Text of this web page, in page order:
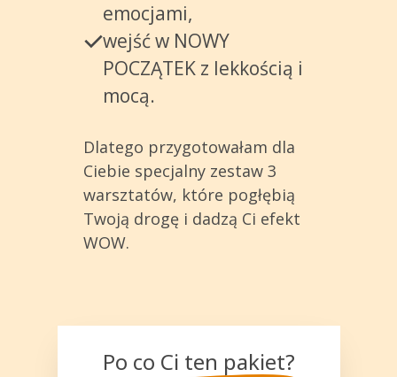
emocjami,
wejść w NOWY
POCZĄTEK z lekkością i
mocą.
Dlatego przygotowałam dla
Ciebie specjalny zestaw 3
warsztatów, które pogłębią
Twoją drogę i dadzą Ci efekt
WOW.
Po co Ci ten pakiet?